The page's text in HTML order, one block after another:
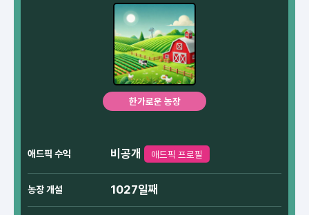
한가로운 농장
애드픽 수익 비공개 애드픽 프로필
농장 개설 1027일째